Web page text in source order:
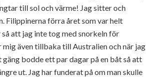
till sol och värme! Jag sitter och
Filippinerna förra året som var helt
att jag inte tog med snorkeln för
även tillbaka till Australien och när jag
bodde ett par dagar på en båt så att
ut. Jag har funderat på om man skulle